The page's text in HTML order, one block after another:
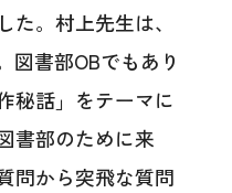
。村上先生は、
図書部OBでもあり
秘話」をテーマに
書部のために来
問から突飛な質問